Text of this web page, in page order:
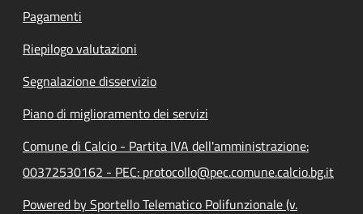
Pagamenti
Riepilogo valutazioni
Segnalazione disservizio
Piano di miglioramento dei servizi
Comune di Calcio - Partita IVA dell'amministrazione:
00372530162 - PEC: protocollo@pec.comune.calcio.bg.it
Powered by Sportello Telematico Polifunzionale (v.